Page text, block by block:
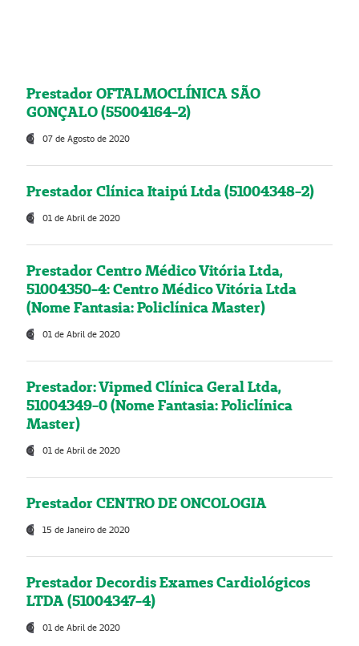
Prestador OFTALMOCLÍNICA SÃO
GONÇALO (55004164-2)
07 de Agosto de 2020
Prestador Clínica Itaipú Ltda (51004348-2)
01 de Abril de 2020
Prestador Centro Médico Vitória Ltda,
51004350-4: Centro Médico Vitória Ltda
(Nome Fantasia: Policlínica Master)
01 de Abril de 2020
Prestador: Vipmed Clínica Geral Ltda,
51004349-0 (Nome Fantasia: Policlínica
Master)
01 de Abril de 2020
Prestador CENTRO DE ONCOLOGIA
15 de Janeiro de 2020
Prestador Decordis Exames Cardiológicos
LTDA (51004347-4)
01 de Abril de 2020